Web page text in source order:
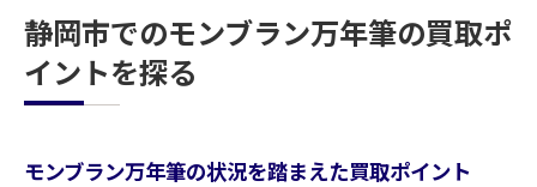
静岡市でのモンブラン万年筆の買取ポ
イントを探る
モンブラン万年筆の状況を踏まえた買取ポイント